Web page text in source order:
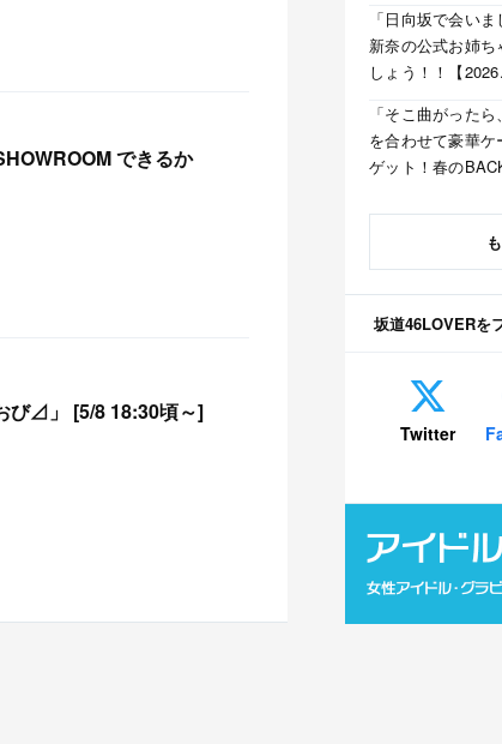
できるか
び⊿」 [5/8 18:30頃～]
「日向坂で会い
新奈の公式お姉ち
しょう！！【
「そこ曲がった
を合わせて豪華ケ
ゲット！春の
京】
坂道46LOVERを
Twitter